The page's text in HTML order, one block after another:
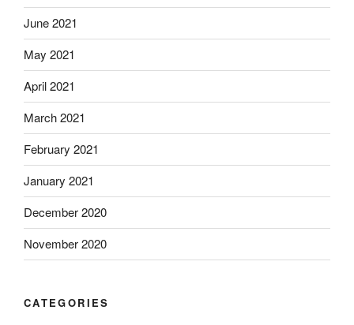
June 2021
May 2021
April 2021
March 2021
February 2021
January 2021
December 2020
November 2020
CATEGORIES